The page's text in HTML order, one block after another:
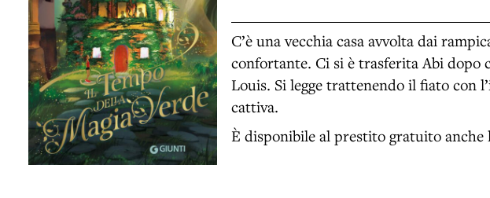
C’è una vecchia casa avvolta dai
confortante. Ci si è trasferita Abi dopo
Louis. Si legge trattenendo il fiato con
cattiva.
È disponibile al prestito gratuito